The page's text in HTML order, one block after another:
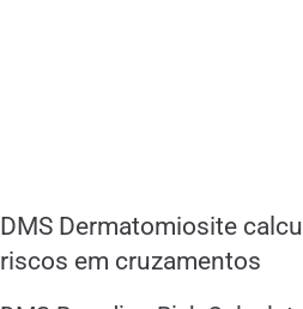
DMS Dermatomiosite
riscos em cruzamentos